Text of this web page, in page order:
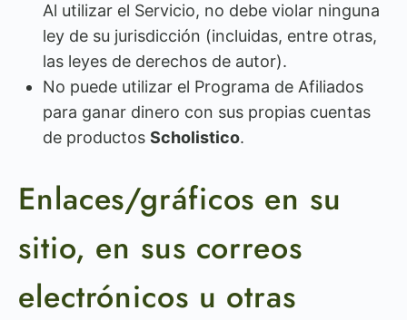
Al utilizar el Servicio, no debe violar ninguna
ley de su jurisdicción (incluidas, entre otras,
las leyes de derechos de autor).
No puede utilizar el Programa de Afiliados
para ganar dinero con sus propias cuentas
de productos Scholistico.
Enlaces/gráficos en su
sitio, en sus correos
electrónicos u otras